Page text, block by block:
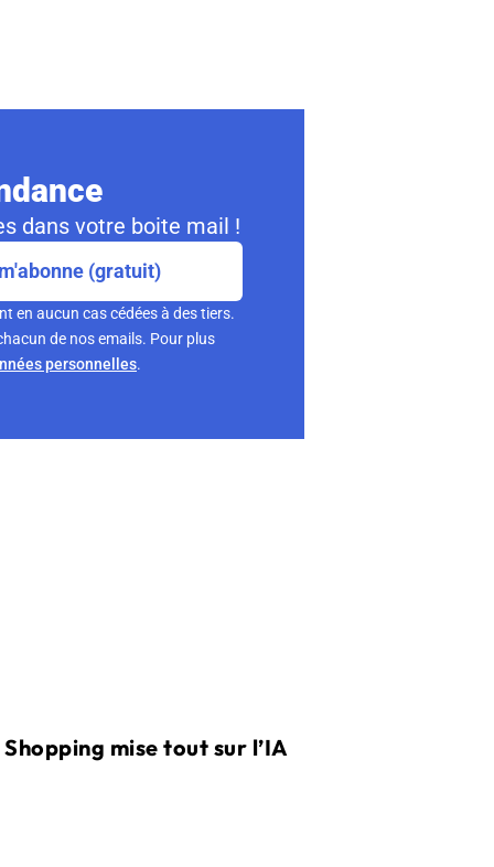
dans votre boite mail !
(gratuit)
en aucun cas cédées à des tiers.
de nos emails. Pour plus
personnelles.
mise tout sur l’IA